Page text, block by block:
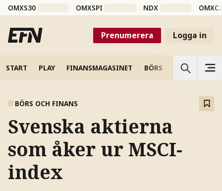
OMXS30 OMXSPI NDX
Prenumerera Logga in
START PLAY FINANSMAGASINET BÖRS VETENSKAP
BÖRS OCH FINANS
Svenska aktierna
som åker ur MSCI-
index